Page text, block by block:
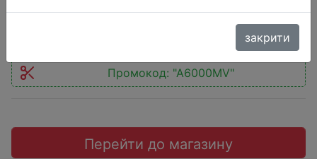
30999 руб.
Промокод: "A6000MV"
Перейти до магазину
закрити